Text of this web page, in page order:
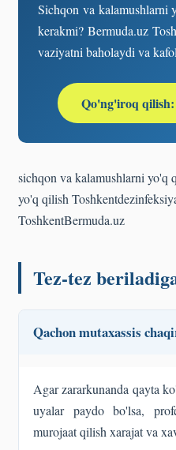
Sichqon va kalamushlarni
kerakmi? Bermuda.uz
vaziyatni baholaydi va
Qo'ng'iroq qilish:
sichqon va kalamushlarni yo'q
yo'q qilish Toshkent
ToshkentBermuda.uz
Tez-tez
Qachon mutaxassis
Agar zararkunanda qayta
uyalar paydo bo'lsa,
murojaat qilish xarajat va